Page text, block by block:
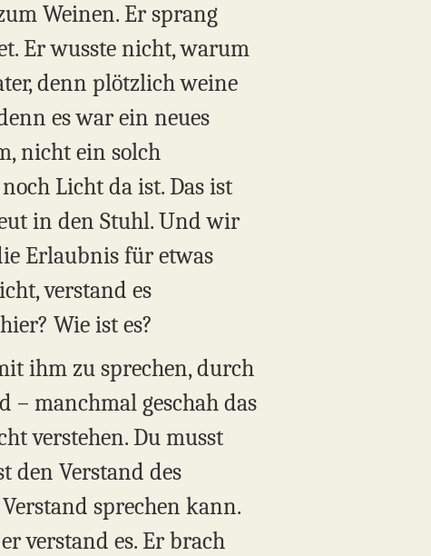
Weinen. Er sprang
Er wusste nicht, warum
denn plötzlich weine
es war ein neues
nicht ein solch
Licht da ist. Das ist
in den Stuhl. Und wir
Erlaubnis für etwas
verstand es
Wie ist es?
ihm zu sprechen, durch
– manchmal geschah das
verstehen. Du musst
den Verstand des
sprechen kann.
verstand es. Er brach